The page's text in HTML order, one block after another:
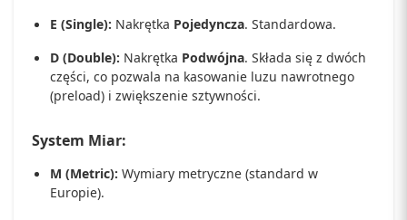
E (Single): Nakrętka Pojedyncza. Standardowa.
D (Double): Nakrętka Podwójna. Składa się z dwóch
części, co pozwala na kasowanie luzu nawrotnego
(preload) i zwiększenie sztywności.
System Miar:
M (Metric): Wymiary metryczne (standard w
Europie).